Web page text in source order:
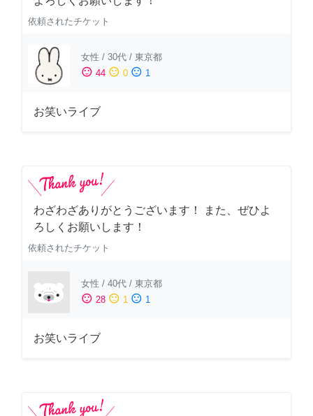
依頼されたチケット
女性 / 30代 / 東京都
sentiment_satisfied 44 sentiment_neutral 0 sentiment_dissatisfied 1
お笑いライブ
わざわざありがとうございます！ また、ぜひよ
ろしくお願いします！
依頼されたチケット
女性 / 40代 / 東京都
sentiment_satisfied 28 sentiment_neutral 1 sentiment_dissatisfied 1
お笑いライブ